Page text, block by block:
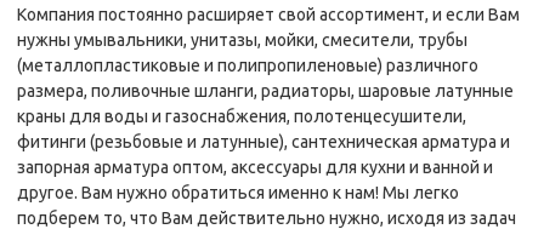
Компания постоянно расширяет свой ассортимент, и если Вам
нужны умывальники, унитазы, мойки, смесители, трубы
(металлопластиковые и полипропиленовые) различного
размера, поливочные шланги, радиаторы, шаровые латунные
краны для воды и газоснабжения, полотенцесушители,
фитинги (резьбовые и латунные), сантехническая арматура и
запорная арматура оптом, аксессуары для кухни и ванной и
другое. Вам нужно обратиться именно к нам! Мы легко
подберем то, что Вам действительно нужно, исходя из задач